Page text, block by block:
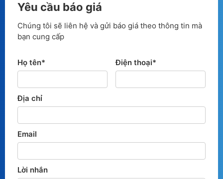
Yêu cầu báo giá
Chúng tôi sẽ liên hệ và gửi báo giá theo thông tin mà
bạn cung cấp
Họ tên* Điện thoại*
Địa chỉ
Email
Lời nhắn